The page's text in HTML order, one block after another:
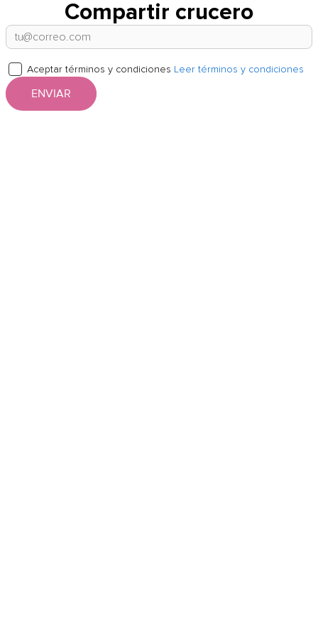
Compartir crucero
Aceptar términos y condiciones Leer términos y condiciones
ENVIAR